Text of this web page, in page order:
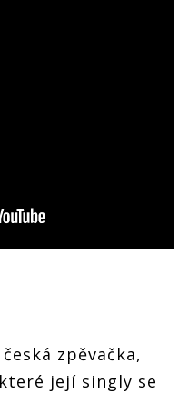
zpěvačka,
její singly se